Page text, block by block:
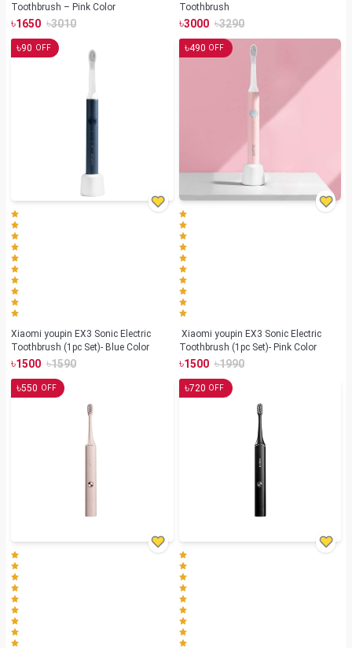
Toothbrush – Pink Color
৳1650 ৳3010
Toothbrush
৳3000 ৳3290
৳90 OFF
Xiaomi youpin EX3 Sonic Electric
Toothbrush (1pc Set)- Blue Color
৳1500 ৳1590
৳490 OFF
Toothbrush (1pc Set)- Pink Color
৳1500 ৳1990
৳550 OFF ৳720 OFF